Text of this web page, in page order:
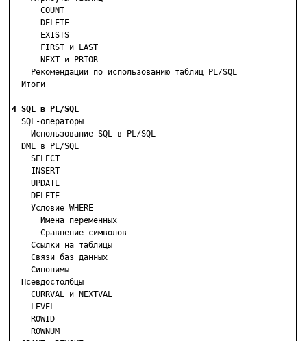
      COUNT
      DELETE
      EXISTS
      FIRST и LAST
      NEXT и PRIOR
    Рекомендации по использованию таблиц PL/SQL
  Итоги
4 SQL в PL/SQL
SQL-операторы
    Использование SQL в PL/SQL
  DML в PL/SQL
    SELECT
    INSERT
    UPDATE
    DELETE
    Условие WHERE
      Имена переменных
      Сравнение символов
    Ссылки на таблицы
    Связи баз данных
    Синонимы
  Псевдостолбцы
    CURRVAL и NEXTVAL
    LEVEL
    ROWID
    ROWNUM